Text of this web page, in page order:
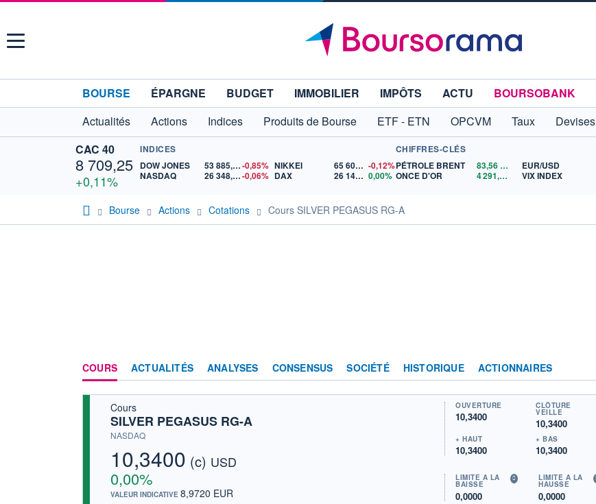
Menu
BOURSE ÉPARGNE BUDGET IMMOBILIER IMPÔTS ACTU
BOURSOBANK
Actualités
Actions Indices Produits de Bourse ETF - ETN OPCVM Taux Devises
CAC 40
8 709,25
+0,11%
INDICES
DOW JONES
53 885,10-0,85%
NASDAQ
26 348,35-0,06%
NIKKEI 65 606,71 -0,12%
DAX
26 140,13 0,00%
CHIFFRES-CLÉS
PÉTROLE BRENT
83,56
ONCE D'OR
4 291,18 $US
EUR/USD
VIX INDEX
Bourse Actions Cotations Cours SILVER PEGASUS RG-A
COURS ACTUALITÉS ANALYSES CONSENSUS SOCIÉTÉ HISTORIQUE ACTIONNAIRES
Cours
SILVER PEGASUS RG-A
NASDAQ
10,3400 (c) USD
0,00%
VALEUR INDICATIVE 8,9720 EUR
OUVERTURE
10,3400
CLÔTURE
VEILLE
10,3400
+ HAUT
10,3400
+ BAS
10,3400
LIMITE À LA
BAISSE
0,0000
LIMITE À LA
HAUSSE
0,0000